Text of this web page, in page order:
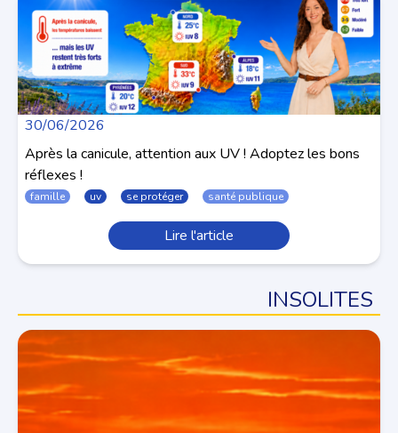
30/06/2026
Après la canicule, attention aux UV ! Adoptez les bons
réflexes !
famille uv se protéger santé publique
Lire l'article
INSOLITES